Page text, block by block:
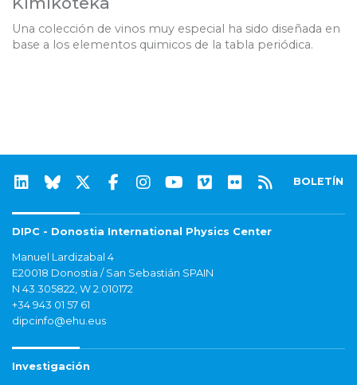
Una colección de vinos muy especial ha sido diseñada en
base a los elementos quimicos de la tabla periódica.
BOLETÍN
DIPC - Donostia International Physics Center
Manuel Lardizabal 4
E20018 Donostia / San Sebastián SPAIN
N 43.305822, W 2.010172
+34 943 01 57 61
dipcinfo@ehu.eus
Investigación